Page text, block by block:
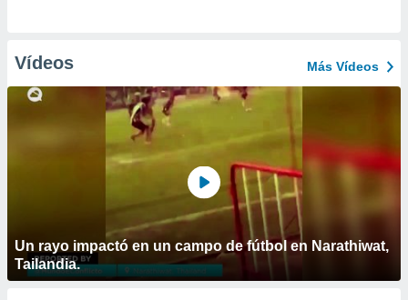
Vídeos Más Vídeos
Un rayo impactó en un campo de fútbol en Narathiwat,
Tailandia.